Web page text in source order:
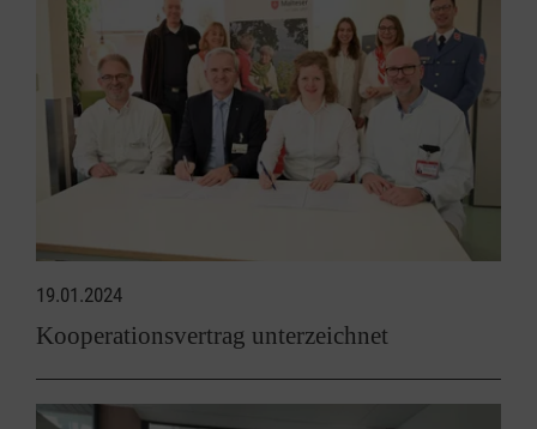
19.01.2024
Kooperationsvertrag unterzeichnet